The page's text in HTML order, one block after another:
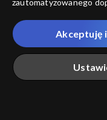
odc. 288
zautomatyzowanego
które wskazujemy
przez nas
Twoje dane osobowe
Ciebie naszych
„Portalem”, w tym
Akceptuję